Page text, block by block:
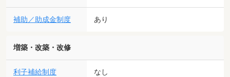
補助／助成金制度 あり
増築・改築・改修
利子補給制度 なし